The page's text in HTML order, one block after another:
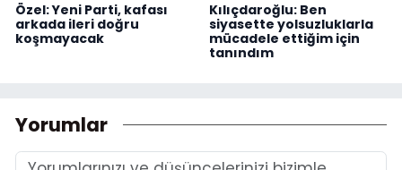
Özel: Yeni Parti, kafası
arkada ileri doğru
koşmayacak
Kılıçdaroğlu: Ben
siyasette yolsuzluklarla
mücadele ettiğim için
tanındım
Yorumlar